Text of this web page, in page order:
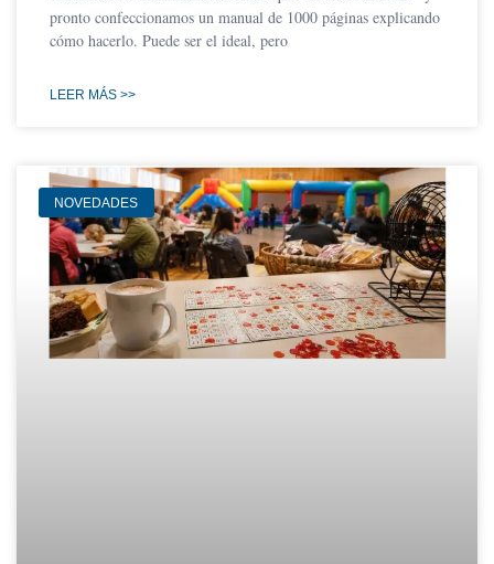
pronto confeccionamos un manual de 1000 páginas explicando
cómo hacerlo. Puede ser el ideal, pero
LEER MÁS >>
NOVEDADES